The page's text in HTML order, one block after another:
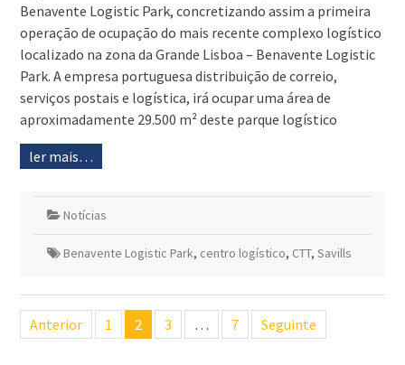
Benavente Logistic Park, concretizando assim a primeira
operação de ocupação do mais recente complexo logístico
localizado na zona da Grande Lisboa – Benavente Logistic
Park. A empresa portuguesa distribuição de correio,
serviços postais e logística, irá ocupar uma área de
aproximadamente 29.500 m² deste parque logístico
ler mais…
Notícias
Benavente Logistic Park, centro logístico, CTT, Savills
Navegação
deAnterior 1 2 3 … 7 Seguinte